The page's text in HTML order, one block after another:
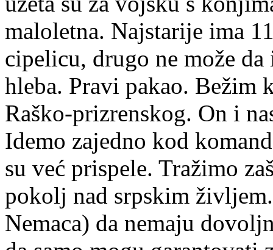
maloletna. Najstarije ima
cipelicu, drugo ne može
hleba. Pravi pakao. Bežim
Raško-prizrenskog. On i
Idemo zajedno kod
su već prispele. Tražimo
pokolj nad srpskim
Nemaca) da nemaju